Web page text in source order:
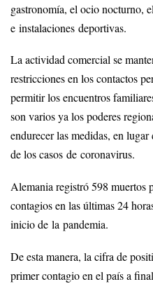
gastronomía, el ocio nocturno,
e instalaciones deportivas.
La actividad comercial se
restricciones en los contactos
permitir los encuentros
son varios ya los poderes
endurecer las medidas, en
de los casos de coronavirus.
Alemania registró 598 muertos
contagios en las últimas 24
inicio de la pandemia.
De esta manera, la cifra de
primer contagio en el país a